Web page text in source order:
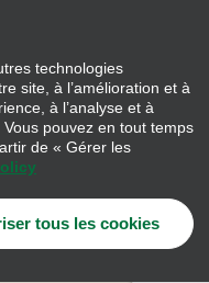
technologies
site, à l’amélioration et à
à l’analyse et à
pouvez en tout temps
de « Gérer les
tous les cookies